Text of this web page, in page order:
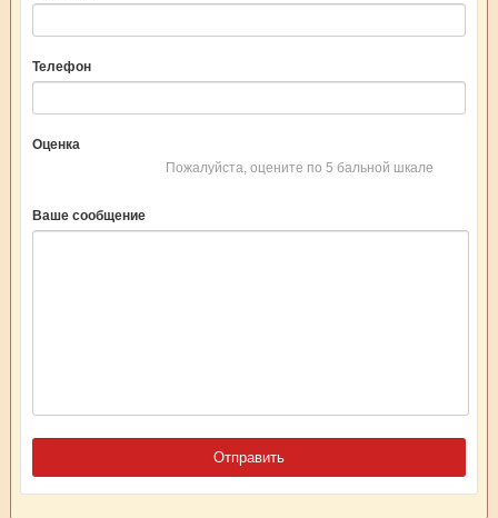
Телефон
Оценка
Пожалуйста, оцените по 5 бальной шкале
Ваше сообщение